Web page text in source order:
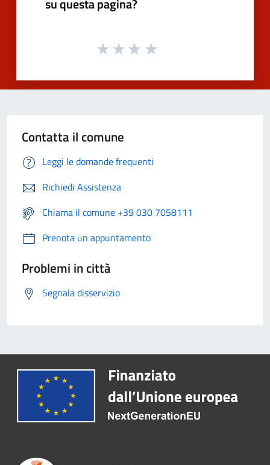
Contatta il comune
Leggi le domande frequenti
Richiedi Assistenza
Chiama il comune +39 030 7058111
Prenota un appuntamento
Problemi in città
Segnala disservizio